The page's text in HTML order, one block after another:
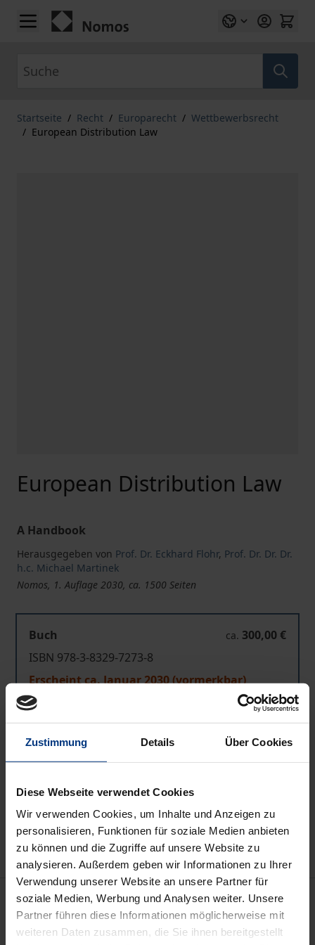
Zustimmung Details Über Cookies
Diese Webseite verwendet Cookies
Wir verwenden Cookies, um Inhalte und Anzeigen zu
personalisieren, Funktionen für soziale Medien anbieten
zu können und die Zugriffe auf unsere Website zu
analysieren. Außerdem geben wir Informationen zu Ihrer
Verwendung unserer Website an unsere Partner für
soziale Medien, Werbung und Analysen weiter. Unsere
Partner führen diese Informationen möglicherweise mit
weiteren Daten zusammen, die Sie ihnen bereitgestellt
Zum Inhalt springen
Startseite / Recht / Europarecht / Wettbewerbsrecht
/ European Distribution Law
European Distribution Law
A Handbook
Herausgegeben von Prof. Dr. Eckhard Flohr, Prof. Dr. Dr. Dr.
h.c. Michael Martinek
Nomos, 1. Auflage 2030, ca. 1500 Seiten
Buch ca. 300,00 €
ISBN 978-3-8329-7273-8
Erscheint ca. Januar 2030 (vormerkbar)
kann die MwSt. an der Kasse variieren.
Zur Wunschliste hinzufügen
Hinweise zu Versandkosten
Beschreibung
Das Handbuch deckt das gesamte Europäische